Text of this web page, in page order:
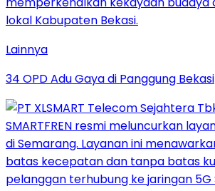
Lainnya
34 OPD Adu Gaya di Panggung Bekasi